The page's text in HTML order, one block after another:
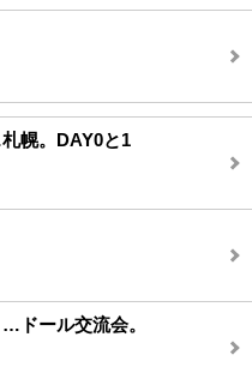
幌。DAY0と1
ドール交流会。